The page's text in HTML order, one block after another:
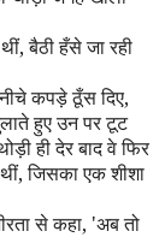
,बैठी हँसे जा रही
नीचे कपड़े ठूँस दिए,
हुए उन पर टूट
ही देर बाद वे फिर
,जिसका एक शीशा
से कहा, 'अब तो